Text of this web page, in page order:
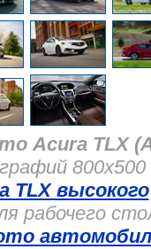
Acura TLX
800x500
TLX высокого
рабочего